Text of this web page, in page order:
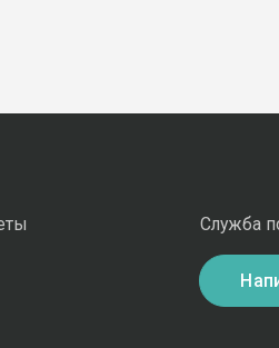
Служба